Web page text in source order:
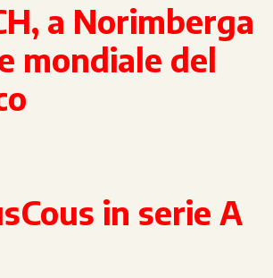
a Norimberga
mondiale del
in serie A